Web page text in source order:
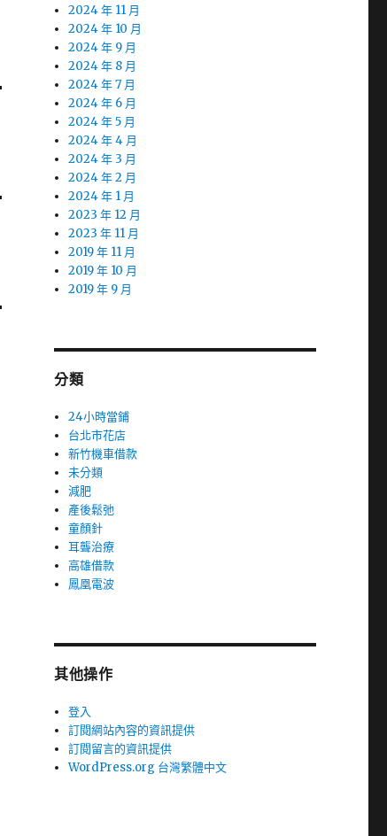
2024 年 11 月
2024 年 10 月
2024 年 9 月
2024 年 8 月
2024 年 7 月
2024 年 6 月
2024 年 5 月
2024 年 4 月
2024 年 3 月
2024 年 2 月
2024 年 1 月
2023 年 12 月
2023 年 11 月
2019 年 11 月
2019 年 10 月
2019 年 9 月
分類
24小時當鋪
台北市花店
新竹機車借款
未分類
減肥
產後鬆弛
童顏針
耳聾治療
高雄借款
鳳凰電波
其他操作
登入
訂閱網站內容的資訊提供
訂閱留言的資訊提供
WordPress.org 台灣繁體中文